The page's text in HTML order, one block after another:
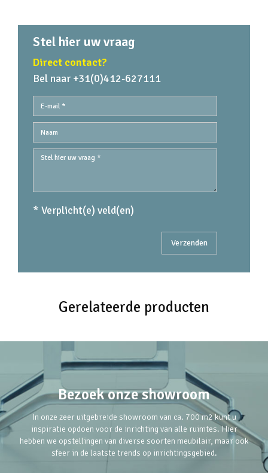
Stel hier uw vraag
Direct contact?
Bel naar +31(0)412-627111
* Verplicht(e) veld(en)
Gerelateerde producten
Bezoek onze showroom
In onze zeer uitgebreide showroom van ca. 700 m2 kunt u
inspiratie opdoen voor de inrichting van alle ruimtes. Hier
hebben we opstellingen van diverse soorten meubilair, maar ook
sfeer in de laatste trends op inrichtingsgebied.